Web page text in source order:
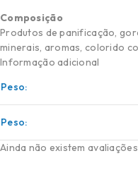
Composição
Produtos de panificação,
minerais, aromas, colorido
Informação adicional
Peso
Peso
Ainda não existem